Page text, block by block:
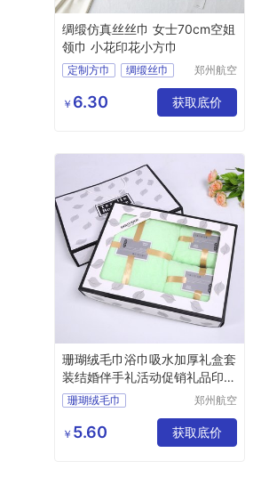
绸缎仿真丝丝巾 女士70cm空姐
领巾 小花印花小方巾
定制方巾
绸缎丝巾
郑州航空
鑫日用百
货店
￥ 6.30 获取底价
珊瑚绒毛巾浴巾吸水加厚礼盒套
装结婚伴手礼活动促销礼品印字
logo
珊瑚绒毛巾
礼盒套装结婚
伴手礼活动促销礼品
郑州航空
鑫日用百
货店
￥ 5.60 获取底价